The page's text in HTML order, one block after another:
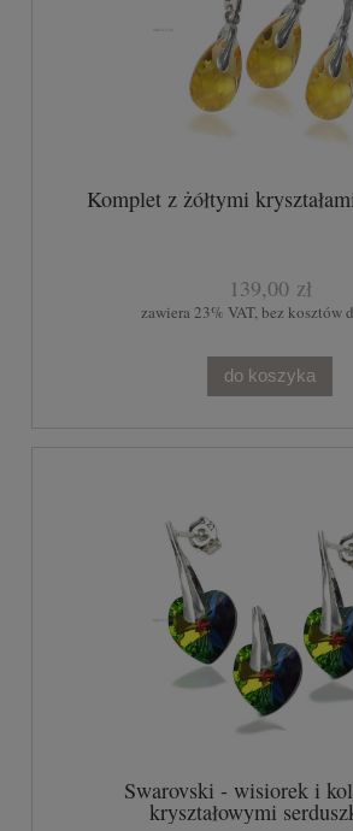
Komplet z żółtymi
139,00 zł
zawiera 23% VAT, bez kosztów
do koszyka
Swarovski - wisiorek i
kryształowymi